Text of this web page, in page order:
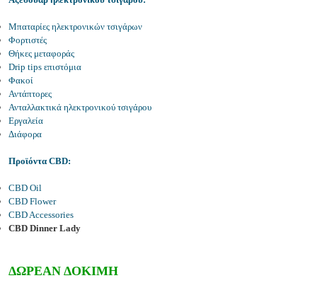
Μπαταρίες ηλεκτρονικών τσιγάρων
Φορτιστές
Θήκες μεταφοράς
Drip tips επιστόμια
Φακοί
Αντάπτορες
Ανταλλακτικά ηλεκτρονικού τσιγάρου
Εργαλεία
Διάφορα
Προϊόντα CBD:
CBD Oil
CBD Flower
CBD Accessories
CBD Dinner Lady
ΔΩΡΕΑΝ ΔΟΚΙΜΗ